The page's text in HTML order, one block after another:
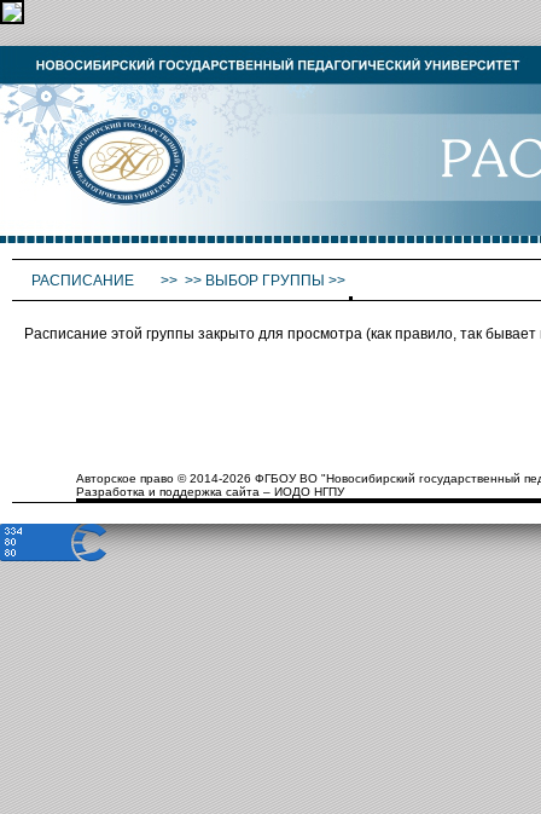
РАСПИСАНИЕ >> >> ВЫБОР ГРУППЫ >>
Расписание этой группы закрыто для просмотра (как правило, так
Авторское право © 2014-2026 ФГБОУ ВО "Новосибирский государственный
Разработка и поддержка сайта – ИОДО НГПУ